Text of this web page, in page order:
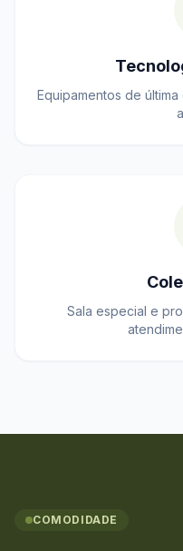
Equipamentos de
Sala especial e
COMODIDADE